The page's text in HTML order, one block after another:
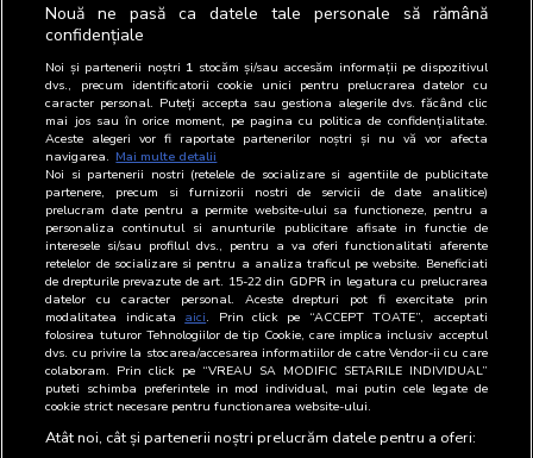
4 Double P Media SRL
-
Dr. Max SRL
6 Dentsu Bucuresti SRL
Agentie media
7 Dogan Media International SA
Editor web
8 Digi Romania SA Radio difuzor
Nouă ne pasă ca datele tale personale să rămână
confidențiale
Noi și partenerii noștri 1 stocăm și/sau accesăm informații pe dispozitivul
dvs., precum identificatorii cookie unici pentru prelucrarea datelor cu
caracter personal. Puteți accepta sau gestiona alegerile dvs. făcând clic
mai jos sau în orice moment, pe pagina cu politica de confidențialitate.
Aceste alegeri vor fi raportate partenerilor noștri și nu vă vor afecta
navigarea. Mai multe detalii
Noi si partenerii nostri (retelele de socializare si agentiile de publicitate
partenere, precum si furnizorii nostri de servicii de date analitice)
prelucram date pentru a permite website-ului sa functioneze, pentru a
personaliza continutul si anunturile publicitare afisate in functie de
interesele si/sau profilul dvs., pentru a va oferi functionalitati aferente
retelelor de socializare si pentru a analiza traficul pe website. Beneficiati
de drepturile prevazute de art. 15-22 din GDPR in legatura cu prelucrarea
datelor cu caracter personal. Aceste drepturi pot fi exercitate prin
modalitatea indicata aici. Prin click pe “ACCEPT TOATE”, acceptati
folosirea tuturor Tehnologiilor de tip Cookie, care implica inclusiv acceptul
dvs. cu privire la stocarea/accesarea informatiilor de catre Vendor-ii cu care
colaboram. Prin click pe “VREAU SA MODIFIC SETARILE INDIVIDUAL”
puteti schimba preferintele in mod individual, mai putin cele legate de
cookie strict necesare pentru functionarea website-ului.
Atât noi, cât și partenerii noștri prelucrăm datele pentru a oferi: